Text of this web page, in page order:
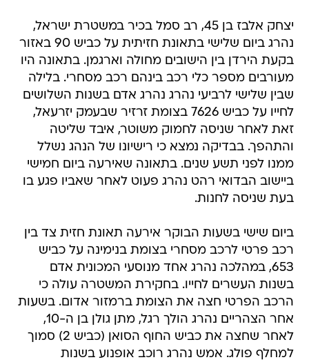
יצחק אלבז בן 45, רב סמל בכיר במשטרת ישראל,
נהרג ביום שלישי בתאונת חזיתית על כביש 90 באזור
בקעת הירדן בין הישובים מחולה וארגמן. בתאונה היו
מעורבים מספר כלי רכב בינהם רכב מסחרי. בלילה
שבין שלישי לרביעי נהרג נהרג אדם בשנות השלושים
לחייו על כביש 7626 בצומת זרזיר שבעמק יזרעאל,
זאת לאחר שניסה לחמוק משוטר, איבד שליטה
והתהפך. בבדיקה נמצא כי רישיונו של הנהג נשלל
ממנו לפני תשע שנים. בתאונה שאירעה ביום חמישי
ביישוב הבדואי רהט נהרג פעוט לאחר שאביו פגע בו
בעת שניסה לחנות.
ביום שישי בשעות הבוקר אירעה תאונת חזית צד בין
רכב פרטי לרכב מסחרי בצומת בנימינה על כביש
653, במהלכה נהרג אחד מנוסעי המכונית אדם
בשנות העשרים לחייו. בחקירת המשטרה עולה כי
הרכב הפרטי חצה את הצומת ברמזור אדום. בשעות
אחר הצהריים נהרג הולך רגל, מתן גולן בן ה-10,
לאחר שחצה את כביש החוף הסואן (כביש 2) סמוך
למחלף פולג. אמש נהרג רוכב אופנוע בשנות